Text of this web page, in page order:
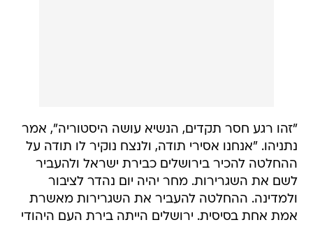
"זהו רגע חסר תקדים, הנשיא עושה היסטוריה", אמר
נתניהו. "אנחנו אסירי תודה, ולנצח נוקיר לו תודה על
ההחלטה להכיר בירושלים כבירת ישראל ולהעביר
לשם את השגרירות. מחר יהיה יום נהדר לציבור
ולמדינה. ההחלטה להעביר את השגרירות מאשרת
אמת אחת בסיסית. ירושלים הייתה בירת העם היהודי